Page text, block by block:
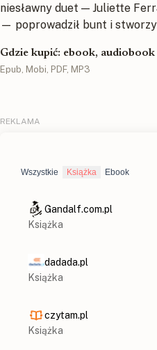
niesławny duet — Juliette
— poprowadził bunt i
Gdzie kupić: ebook, audiobook
Epub, Mobi, PDF, MP3